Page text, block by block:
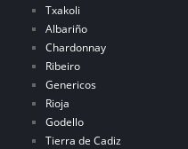
Txakoli
Albariño
Chardonnay
Ribeiro
Genericos
Rioja
Godello
Tierra de Cadiz